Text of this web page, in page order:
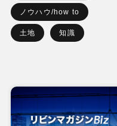
ノウハウ/how to
土地 知識